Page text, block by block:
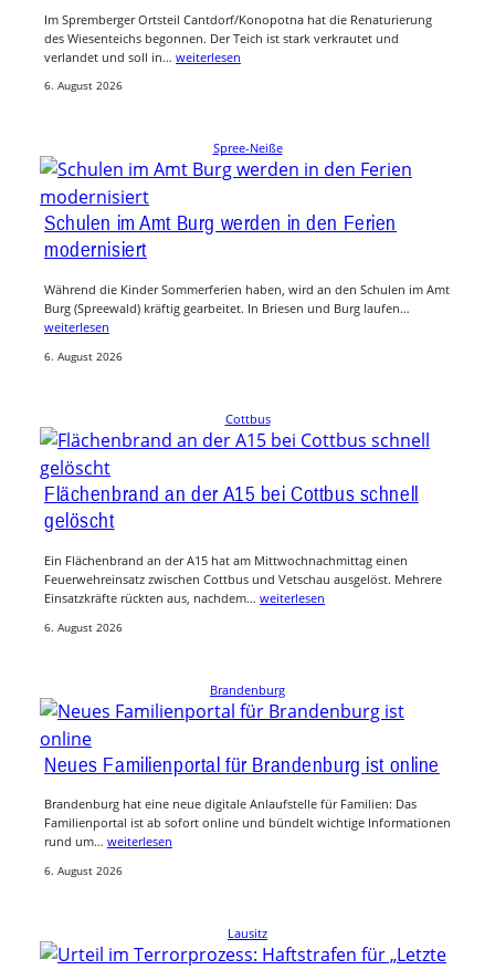
Im Spremberger Ortsteil Cantdorf/Konopotna hat die Renaturierung
des Wiesenteichs begonnen. Der Teich ist stark verkrautet und
verlandet und soll in… weiterlesen
6. August 2026
Spree-Neiße
Schulen im Amt Burg werden in den Ferien
modernisiert
Während die Kinder Sommerferien haben, wird an den Schulen im Amt
Burg (Spreewald) kräftig gearbeitet. In Briesen und Burg laufen…
weiterlesen
6. August 2026
Cottbus
Flächenbrand an der A15 bei Cottbus schnell
gelöscht
Ein Flächenbrand an der A15 hat am Mittwochnachmittag einen
Feuerwehreinsatz zwischen Cottbus und Vetschau ausgelöst. Mehrere
Einsatzkräfte rückten aus, nachdem… weiterlesen
6. August 2026
Brandenburg
Neues Familienportal für Brandenburg ist online
Brandenburg hat eine neue digitale Anlaufstelle für Familien: Das
Familienportal ist ab sofort online und bündelt wichtige Informationen
rund um… weiterlesen
6. August 2026
Lausitz